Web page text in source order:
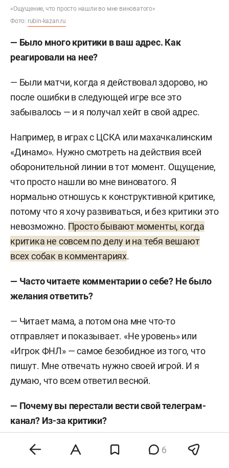
«Ощущение, что просто нашли во мне виноватого»
Фото: rubin-kazan.ru
— Было много критики в ваш адрес. Как
реагировали на нее?
— Были матчи, когда я действовал здорово, но
после ошибки в следующей игре все это
забывалось — и я получал хейт в свой адрес.
Например, в играх с ЦСКА или махачкалинским
«Динамо». Нужно смотреть на действия всей
оборонительной линии в тот момент. Ощущение,
что просто нашли во мне виноватого. Я
нормально отношусь к конструктивной критике,
потому что я хочу развиваться, и без критики это
невозможно. Просто бывают моменты, когда
критика не совсем по делу и на тебя вешают
всех собак в комментариях.
— Часто читаете комментарии о себе? Не было
желания ответить?
— Читает мама, а потом она мне что-то
отправляет и показывает. «Не уровень» или
«Игрок ФНЛ» — самое безобидное из того, что
пишут. Мне отвечать нужно своей игрой. И я
думаю, что всем ответил весной.
— Почему вы перестали вести свой телеграм-
канал? Из-за критики?
— Взял паузу, но не бросил. Жду момента, чтобы
6